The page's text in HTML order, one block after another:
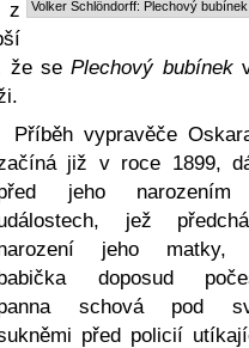
Volker Schlöndorff: Plechový bubínek
z
že sePlechový bubínek
Příběh vypravěče
již v roce 1899,
jeho
jež
jeho matky,
doposud
schová pod
před policií